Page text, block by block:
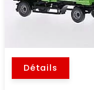
Détails